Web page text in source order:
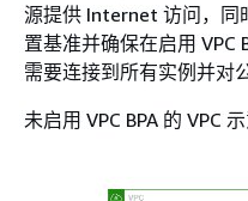
源提供 Internet 访问，同
置基准并确保在启用 VPC
需要连接到所有实例并对
未启用 VPC BPA 的 VPC 示